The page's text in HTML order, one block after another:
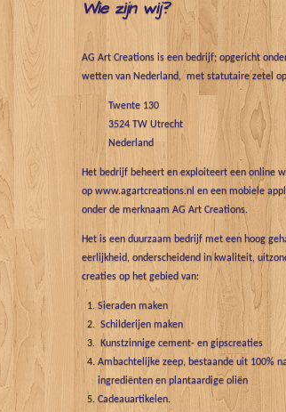
Wie zijn wij?
AG Art Creations is een bedrijf; opgericht
wetten van Nederland, met statutaire zetel
Twente 130
3524 TW Utrecht
Nederland
Het bedrijf beheert en exploiteert een online
op www.agartcreations.nl en een mobiele
onder de merknaam AG Art Creations.
Het is een duurzaam bedrijf met een hoog
eerlijkheid, onderscheidend in kwaliteit,
creaties op het gebied van:
Sieraden maken
Schilderijen maken
Kunstzinnige cement- en gipscreaties
Ambachtelijke zeep, bestaande uit 100%
ingrediënten en plantaardige oliën
Cadeauartikelen.